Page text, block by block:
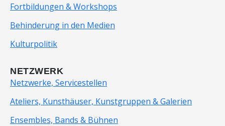
Fortbildungen & Workshops
Behinderung in den Medien
Kulturpolitik
NETZWERK
Netzwerke, Servicestellen
Ateliers, Kunsthäuser, Kunstgruppen & Galerien
Ensembles, Bands & Bühnen